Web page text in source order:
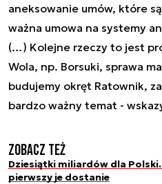
aneksowanie umów, które
ważna umowa na systemy
(…) Kolejne rzeczy to jest
Wola, np. Borsuki, sprawa
budujemy okręt Ratownik,
bardzo ważny temat -
Zobacz też
Dziesiątki miliardów dla
pierwszy je dostanie